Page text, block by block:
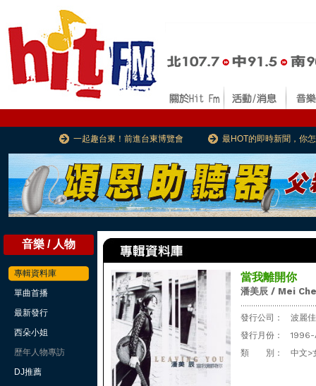
一起趣台東！前進台東博覽會 最HOT的即時新聞，你
音樂 / 人物
專輯資料庫
單曲首播
最新發行
西朵小姐
歷年人物專訪
DJ推薦
當我離開你
潘美辰 / Mei
發行公司：
波麗
發行月份：
1996-
類 別：
中文>